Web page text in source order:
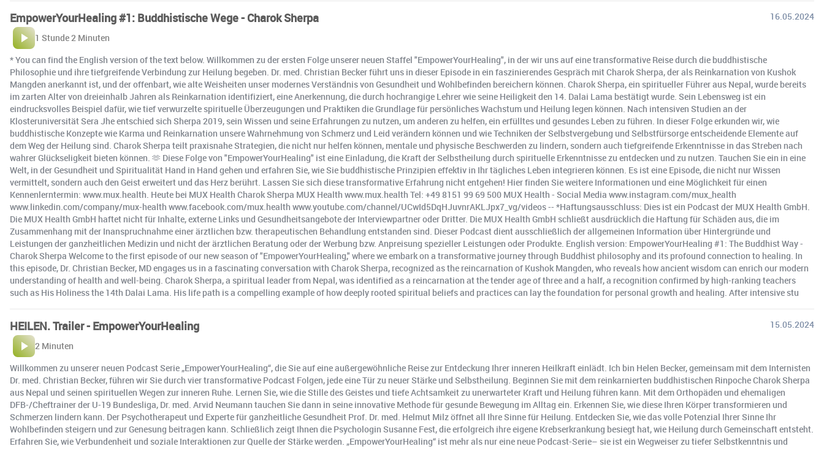
EmpowerYourHealing #1: Buddhistische Wege - Charok Sherpa
16.05.2024
1 Stunde 2 Minuten
* You can find the English version of the text below. Willkommen zu der ersten Folge unserer neuen Staffel "EmpowerYourHealing", in der wir uns auf eine transformative Reise durch die buddhistische
Philosophie und ihre tiefgreifende Verbindung zur Heilung begeben. Dr. med. Christian Becker führt uns in dieser Episode in ein faszinierendes Gespräch mit Charok Sherpa, der als Reinkarnation von Kushok
Mangden anerkannt ist, und der offenbart, wie alte Weisheiten unser modernes Verständnis von Gesundheit und Wohlbefinden bereichern können. Charok Sherpa, ein spiritueller Führer aus Nepal, wurde bereits
im zarten Alter von dreieinhalb Jahren als Reinkarnation identifiziert, eine Anerkennung, die durch hochrangige Lehrer wie seine Heiligkeit den 14. Dalai Lama bestätigt wurde. Sein Lebensweg ist ein
eindrucksvolles Beispiel dafür, wie tief verwurzelte spirituelle Überzeugungen und Praktiken die Grundlage für persönliches Wachstum und Heilung legen können. Nach intensiven Studien an der
Klosteruniversität Sera Jhe entschied sich Sherpa 2019, sein Wissen und seine Erfahrungen zu nutzen, um anderen zu helfen, ein erfülltes und gesundes Leben zu führen. In dieser Folge erkunden wir, wie
buddhistische Konzepte wie Karma und Reinkarnation unsere Wahrnehmung von Schmerz und Leid verändern können und wie Techniken der Selbstvergebung und Selbstfürsorge entscheidende Elemente auf
dem Weg der Heilung sind. Charok Sherpa teilt praxisnahe Strategien, die nicht nur helfen können, mentale und physische Beschwerden zu lindern, sondern auch tiefgreifende Erkenntnisse in das Streben nach
wahrer Glückseligkeit bieten können. 🫶 Diese Folge von "EmpowerYourHealing" ist eine Einladung, die Kraft der Selbstheilung durch spirituelle Erkenntnisse zu entdecken und zu nutzen. Tauchen Sie ein in eine
Welt, in der Gesundheit und Spiritualität Hand in Hand gehen und erfahren Sie, wie Sie buddhistische Prinzipien effektiv in Ihr tägliches Leben integrieren können. Es ist eine Episode, die nicht nur Wissen
vermittelt, sondern auch den Geist erweitert und das Herz berührt. Lassen Sie sich diese transformative Erfahrung nicht entgehen! Hier finden Sie weitere Informationen und eine Möglichkeit für einen
Kennenlerntermin: www.mux.health. Heute bei MUX Health Charok Sherpa MUX Health www.mux.health Tel: +49 8151 99 69 500 MUX Health - Social Media www.instagram.com/mux_health
www.linkedin.com/company/mux-health www.facebook.com/mux.health www.youtube.com/channel/UCwId5DqHJuvnrAKLJpx7_vg/videos -- *Haftungsausschluss: Dies ist ein Podcast der MUX Health GmbH.
Die MUX Health GmbH haftet nicht für Inhalte, externe Links und Gesundheitsangebote der Interviewpartner oder Dritter. Die MUX Health GmbH schließt ausdrücklich die Haftung für Schäden aus, die im
Zusammenhang mit der Inanspruchnahme einer ärztlichen bzw. therapeutischen Behandlung entstanden sind. Dieser Podcast dient ausschließlich der allgemeinen Information über Hintergründe und
Leistungen der ganzheitlichen Medizin und nicht der ärztlichen Beratung oder der Werbung bzw. Anpreisung spezieller Leistungen oder Produkte. English version: EmpowerYourHealing #1: The Buddhist Way -
Charok Sherpa Welcome to the first episode of our new season of "EmpowerYourHealing," where we embark on a transformative journey through Buddhist philosophy and its profound connection to healing. In
this episode, Dr. Christian Becker, MD engages us in a fascinating conversation with Charok Sherpa, recognized as the reincarnation of Kushok Mangden, who reveals how ancient wisdom can enrich our modern
understanding of health and well-being. Charok Sherpa, a spiritual leader from Nepal, was identified as a reincarnation at the tender age of three and a half, a recognition confirmed by high-ranking teachers
such as His Holiness the 14th Dalai Lama. His life path is a compelling example of how deeply rooted spiritual beliefs and practices can lay the foundation for personal growth and healing. After intensive stu
HEILEN. Trailer - EmpowerYourHealing
15.05.2024
2 Minuten
Willkommen zu unserer neuen Podcast Serie „EmpowerYourHealing“, die Sie auf eine außergewöhnliche Reise zur Entdeckung Ihrer inneren Heilkraft einlädt. Ich bin Helen Becker, gemeinsam mit dem Internisten
Dr. med. Christian Becker, führen wir Sie durch vier transformative Podcast Folgen, jede eine Tür zu neuer Stärke und Selbstheilung. Beginnen Sie mit dem reinkarnierten buddhistischen Rinpoche Charok Sherpa
aus Nepal und seinen spirituellen Wegen zur inneren Ruhe. Lernen Sie, wie die Stille des Geistes und tiefe Achtsamkeit zu unerwarteter Kraft und Heilung führen kann. Mit dem Orthopäden und ehemaligen
DFB-/Cheftrainer der U-19 Bundesliga, Dr. med. Arvid Neumann tauchen Sie dann in seine innovative Methode für gesunde Bewegung im Alltag ein. Erkennen Sie, wie diese Ihren Körper transformieren und
Schmerzen lindern kann. Der Psychotherapeut und Experte für ganzheitliche Gesundheit Prof. Dr. med. Helmut Milz öffnet all Ihre Sinne für Heilung. Entdecken Sie, wie das volle Potenzial Ihrer Sinne Ihr
Wohlbefinden steigern und zur Genesung beitragen kann. Schließlich zeigt Ihnen die Psychologin Susanne Fest, die erfolgreich ihre eigene Krebserkrankung besiegt hat, wie Heilung durch Gemeinschaft entsteht.
Erfahren Sie, wie Verbundenheit und soziale Interaktionen zur Quelle der Stärke werden. „EmpowerYourHealing“ ist mehr als nur eine neue Podcast-Serie– sie ist ein Wegweiser zu tiefer Selbstkenntnis und